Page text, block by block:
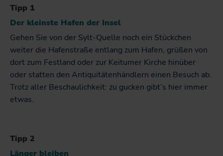
Tipp 1
Der kleinste Hafen der Insel
Gehen Sie von der Sylt-Quelle noch ein Stückchen
weiter die Hafenstraße entlang zum Hafen, grüßen von
dort zum Festland oder zur Keitumer Kirche hinüber
oder statten den Antiquitätenhändlern einen Besuch ab.
Trotz aller Beschaulichkeit: zu gucken gibt’s hier immer
etwas.
Tipp 2
Länger bleiben